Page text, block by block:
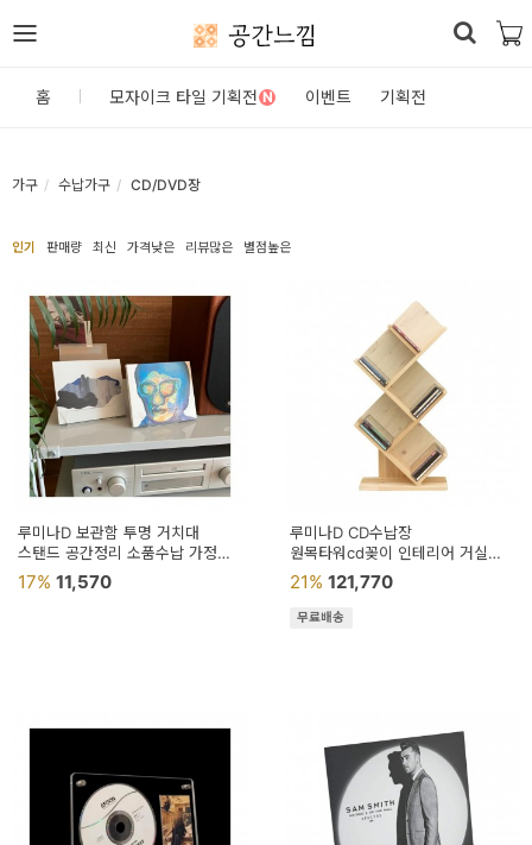
공간느낌
테
고
리
DIY
자
용
품
홈 모자이크 타일 기획전 N 이벤트 기획전
가구 수납가구 CD/DVD장
인기 판매량 최신 가격낮은 리뷰많은 별점높은
루미나D 보관함 투명 거치대
스탠드 공간정리 소품수납 가정용
사무실
17% 11,570
루미나D CD수납장
원목타워cd꽂이 인테리어 거실
방꾸미기 공간장식
21% 121,770
무료배송